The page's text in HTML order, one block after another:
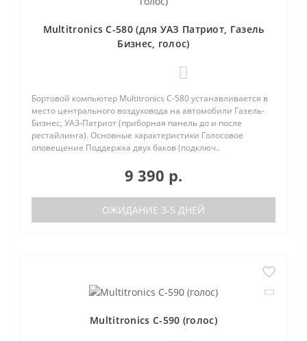
Multitronics C-580 (для УАЗ Патриот, Газель
Бизнес, голос)
Бортовой компьютер Multitronics C-580 устанавливается в
место центрального воздуховода на автомобили Газель-
Бизнес, УАЗ-Патриот (приборная панель до и после
рестайлинга). Основные характеристики Голосовое
оповещение Поддержка двух баков (подключ..
9 390 р.
ОЖИДАНИЕ 3-5 ДНЕЙ
Multitronics C-590 (голос)